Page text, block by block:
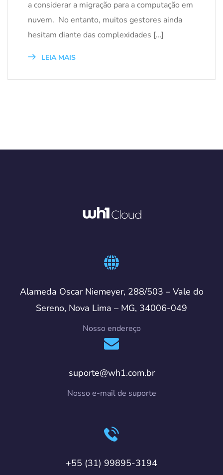
a considerar a migração para a computação em
nuvem. No entanto, muitos gestores ainda
hesitam diante das complexidades […]
LEIA MAIS
Alameda Oscar Niemeyer, 288/503 – Vale do
Sereno, Nova Lima – MG, 34006-049
Nosso endereço
suporte@wh1.com.br
Nosso e-mail de suporte
+55 (31) 99895-3194